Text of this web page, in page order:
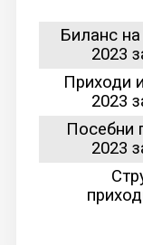
Биланс на
2023
Приходи
2023
Посебни
2023